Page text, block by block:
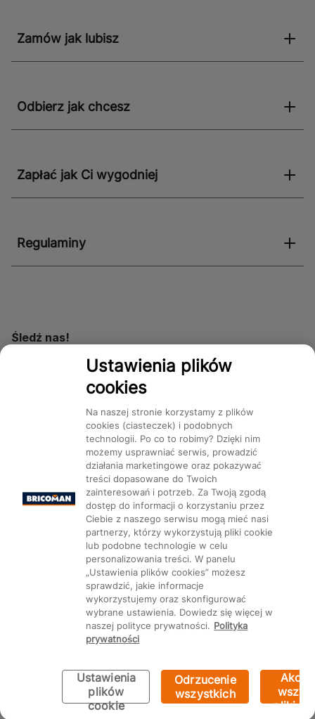
Zamów jak lubisz
Odbierz jak chcesz
Zapłać jak Ci wygodniej
Regulaminy
Śledź nas!
Dostępność
Bricoman 2026 ©
Kategorie Produkty Marki CMS
Ustawienia plików cookie
Ustawienia plików
cookies
Na naszej stronie korzystamy z plików
cookies (ciasteczek) i podobnych
technologii. Po co to robimy? Dzięki nim
możemy usprawniać serwis, prowadzić
działania marketingowe oraz pokazywać
treści dopasowane do Twoich
zainteresowań i potrzeb. Za Twoją zgodą
dostęp do informacji o korzystaniu przez
Ciebie z naszego serwisu mogą mieć nasi
partnerzy, którzy wykorzystują pliki cookie
lub podobne technologie w celu
personalizowania treści. W panelu
„Ustawienia plików cookies” możesz
sprawdzić, jakie informacje
wykorzystujemy oraz skonfigurować
wybrane ustawienia. Dowiedz się więcej w
naszej polityce prywatności. Polityka
prywatności
Ustawienia
plików
cookie
Odrzucenie
wszystkich
pliki